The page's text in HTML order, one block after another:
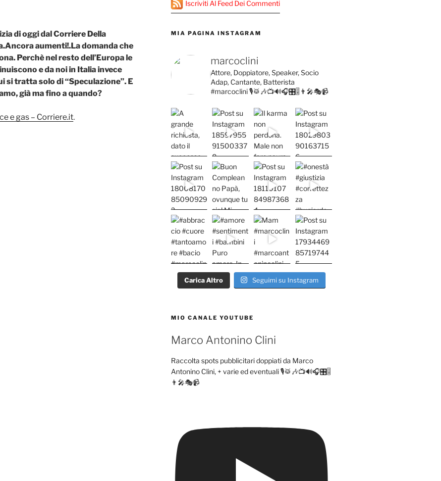
di oggi dal Corriere Della
aumenti!.La domanda che
Perchè nel resto dell’Europa le
e da noi in Italia invece
si tratta solo di “Speculazione”. E
già ma fino a quando?
e gas – Corriere.it.
Iscriviti Al Feed Dei Commenti
MIA PAGINA INSTAGRAM
marcoclini
Attore, Doppiatore, Speaker, Socio
Adap, Cantante, Batterista
#marcoclini🎙️🥁🎶📺🔊🎧🎛️🎚️👨‍🎤🎭📹
Carica Altro Seguimi su Instagram
MIO CANALE YOUTUBE
Marco Antonino Clini
Raccolta spots pubblicitari doppiati da Marco
Antonino Clini, + varie ed eventuali 🎙️🥁🎶📺🔊🎧🎛️🎚️
👨‍🎤🎭📹